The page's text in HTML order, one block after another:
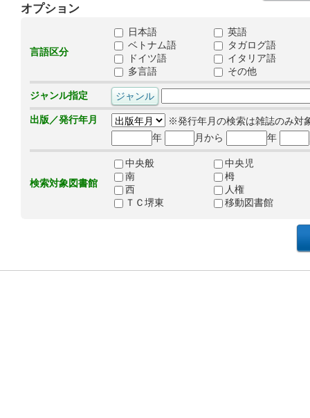
オプション
言語区分
日本語
英語
ベトナム語
タガログ語
ドイツ語
イタリア語
多言語
その他
ジャンル指定
出版／発行年月
※発行年月の検索は雑誌のみ対
年
月から 年
検索対象図書館
中央般
中央児
南
栂
西
人権
ＴＣ堺東
移動図書館